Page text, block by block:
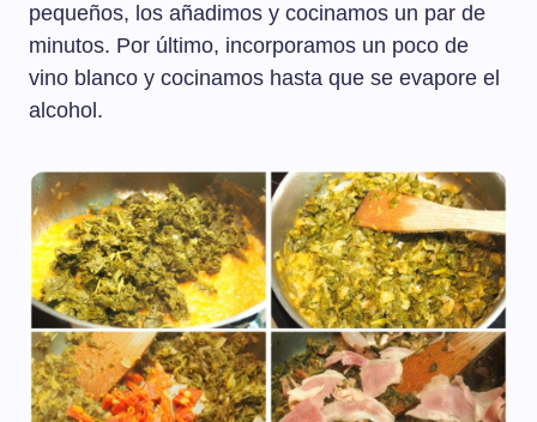
pequeños, los añadimos y cocinamos un par de
minutos. Por último, incorporamos un poco de
vino blanco y cocinamos hasta que se evapore el
alcohol.